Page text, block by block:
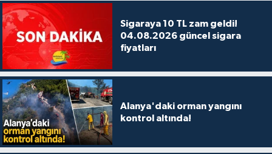
Sigaraya 10 TL zam geldi!
04.08.2026 güncel sigara
fiyatları
Alanya'daki orman yangını
kontrol altında!